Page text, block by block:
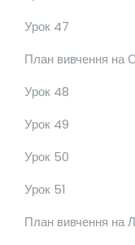
Урок 47
План вивчення на
Урок 48
Урок 49
Урок 50
Урок 51
План вивчення